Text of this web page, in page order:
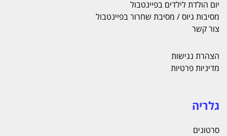
יום הולדת לילדים בפיינטבול
מסיבות גיוס / מסיבת שחרור בפיינטבול
צור קשר
הצהרת נגישות
מדיניות פרטיות
גלריה
סרטונים